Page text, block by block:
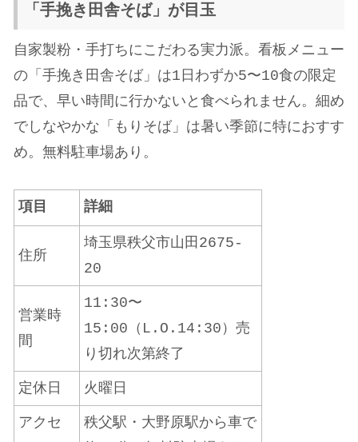
「手挽き田舎そば」が目玉
自家製粉・手打ちにこだわる実力派。看板メニュー
の「手挽き田舎そば」は1日わずか5〜10食の限定
品で、早い時間に行かないと食べられません。細め
でしなやかな「もりそば」は暑い季節に特におすす
め。無料駐車場あり。
項目 詳細
住所
埼玉県秩父市山田2675-
20
営業時
間
11:30〜
15:00（L.O.14:30）売
り切れ次第終了
定休日 火曜日
アクセ
秩父駅・大野原駅から車で